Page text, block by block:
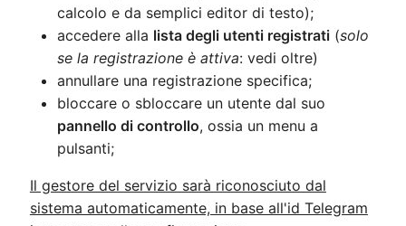
calcolo e da semplici editor di testo);
accedere alla lista degli utenti registrati(solo
se la registrazione è attiva: vedi oltre)
annullare una registrazione specifica;
bloccare o sbloccare un utente dal suo
pannello di controllo, ossia un menu a
pulsanti;
Il gestore del servizio sarà riconosciuto dal
sistema automaticamente, in base all'id Telegram